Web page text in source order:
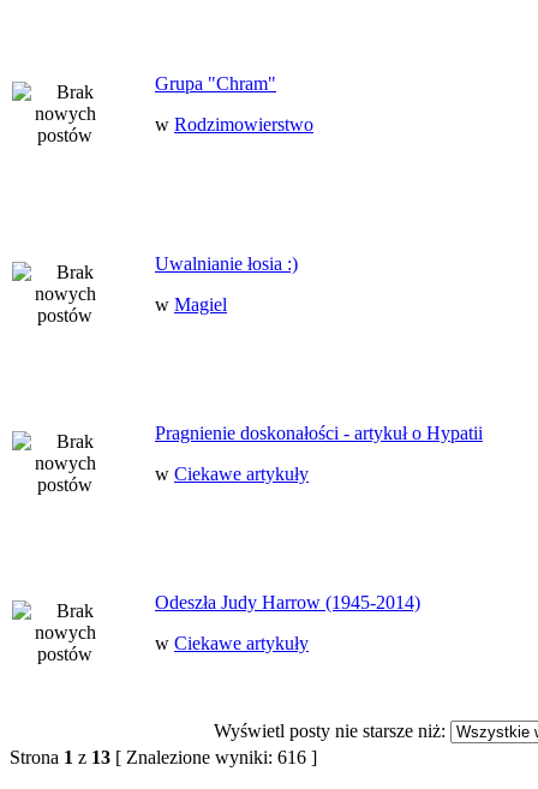
Grupa "Chram"
w Rodzimowierstwo
Uwalnianie łosia :)
w Magiel
Pragnienie doskonałości - artykuł o Hypatii
w Ciekawe artykuły
Odeszła Judy Harrow (1945-2014)
w Ciekawe artykuły
Wyświetl posty nie starsze niż:
Strona 1 z 13 [ Znalezione wyniki: 616 ]